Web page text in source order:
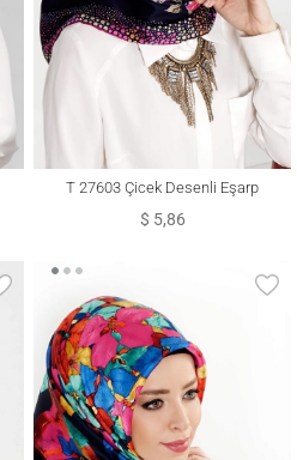
T 27603 Çicek Desenli Eşarp
$ 5,86